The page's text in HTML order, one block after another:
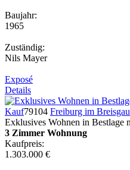
Baujahr:
1965
Zuständig:
Nils Mayer
Exposé
Details
Kauf79104 Freiburg im Breisgau
Exklusives Wohnen in Bestlage
3 Zimmer Wohnung
Kaufpreis:
1.303.000 €